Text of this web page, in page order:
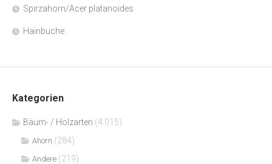
Spirzahorn/Acer platanoides
Hainbuche
Kategorien
Bäum- / Holzarten (4.015)
Ahorn (284)
Andere (219)